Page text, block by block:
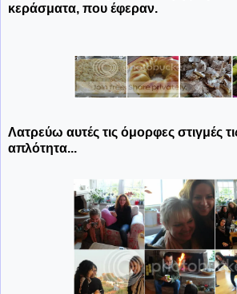
κεράσματα, που έφεραν.
Λατρεύω αυτές τις όμορφες στιγμές
απλότητα...